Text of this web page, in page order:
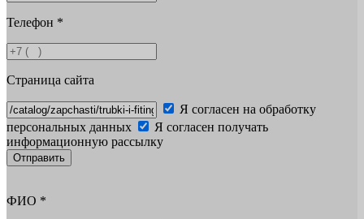
Телефон *
Страница сайта
Я согласен на обработку
персональных данных
Я согласен получать
информационную рассылку
Отправить
ФИО *